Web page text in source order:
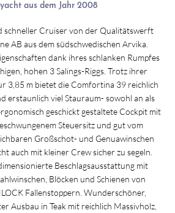
aus dem Jahr 2008
schneller Cruiser von der Qualitätswerft
AB aus dem südschwedischen Arvika.
dank ihres schlanken Rumpfes
hohen 3 Salings-Riggs. Trotz ihrer
3,85 m bietet die Comfortina 39 reichlich
erstaunlich viel Stauraum- sowohl an als
geschickt gestaltete Cockpit mit
Steuersitz und gut vom
Großschot- und Genuawinschen
auch mit kleiner Crew sicher zu segeln.
Beschlagsausstattung mit
Blöcken und Schienen von
Fallenstoppern. Wunderschöner,
Ausbau in Teak mit reichlich Massivholz,